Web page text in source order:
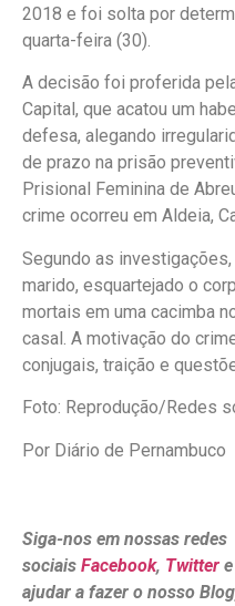
2018 e foi solta por
quarta-feira (30).
A decisão foi proferida
Capital, que acatou um
defesa, alegando
de prazo na prisão
Prisional Feminina de
crime ocorreu em Aldeia,
Segundo as
marido, esquartejado o
mortais em uma cacimba
casal. A motivação do
conjugais, traição e
Foto: Reprodução/Redes
Por Diário de Pernambuco
Siga-nos em nossas redes
sociais Facebook, Twitter e
ajudar a fazer o nosso